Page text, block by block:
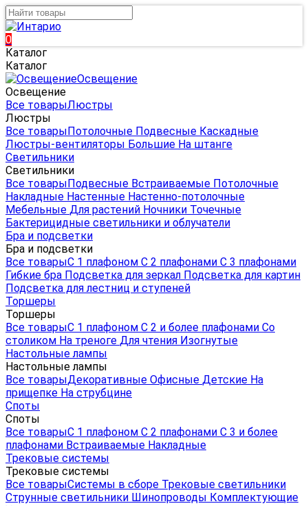
0
Каталог
Каталог
Освещение
Освещение
Все товарыЛюстры
Люстры
Все товарыПотолочные Подвесные Каскадные
Люстры-вентиляторы Большие На штанге
Светильники
Светильники
Все товарыПодвесные Встраиваемые Потолочные
Накладные Настенные Настенно-потолочные
Мебельные Для растений Ночники Точечные
Бактерицидные светильники и облучатели
Бра и подсветки
Бра и подсветки
Все товарыС 1 плафоном С 2 плафонами С 3 плафонами
Гибкие бра Подсветка для зеркал Подсветка для картин
Подсветка для лестниц и ступеней
Торшеры
Торшеры
Все товарыС 1 плафоном С 2 и более плафонами Со
столиком На треноге Для чтения Изогнутые
Настольные лампы
Настольные лампы
Все товарыДекоративные Офисные Детские На
прищепке На струбцине
Споты
Споты
Все товарыС 1 плафоном С 2 плафонами С 3 и более
плафонами Встраиваемые Накладные
Трековые системы
Трековые системы
Все товарыСистемы в сборе Трековые светильники
Струнные светильники Шинопроводы Комплектующие